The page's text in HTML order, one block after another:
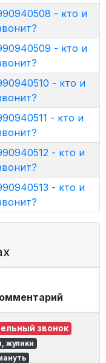
- кто и
- кто и
- кто и
- кто и
- кто и
- кто и
звонок
жулики